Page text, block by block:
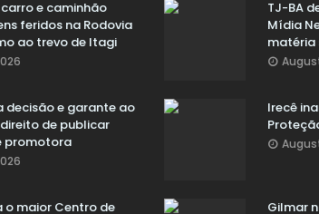
e caminhão
feridos na Rodovia
ao trevo de Itagi
decisão e garante ao
de publicar
promotora
o maior Centro de
TJ-BA
Mídia
matéria
Irecê
Gilmar